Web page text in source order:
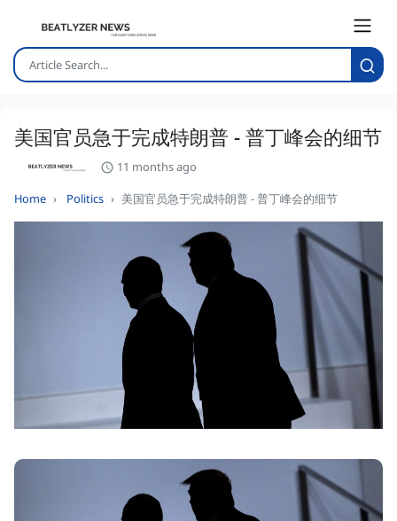
美国官员急于完成特朗普 - 普丁峰会的细节
11 months ago
Home Politics 美国官员急于完成特朗普 - 普丁峰会的细节